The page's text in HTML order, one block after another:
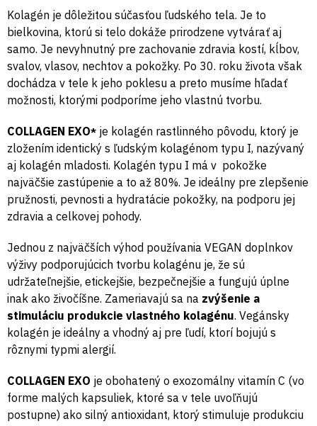
Kolagén je dôležitou súčasťou ľudského tela. Je to
bielkovina, ktorú si telo dokáže prirodzene vytvárať aj
samo. Je nevyhnutný pre zachovanie zdravia kostí, kĺbov,
svalov, vlasov, nechtov a pokožky. Po 30. roku života však
dochádza v tele k jeho poklesu a preto musíme hľadať
možnosti, ktorými podporíme jeho vlastnú tvorbu.
COLLAGEN EXO* je kolagén rastlinného pôvodu, ktorý je
zložením identický s ľudským kolagénom typu I, nazývaný
aj kolagén mladosti. Kolagén typu I má v pokožke
najväčšie zastúpenie a to až 80%. Je ideálny pre zlepšenie
pružnosti, pevnosti a hydratácie pokožky, na podporu jej
zdravia a celkovej pohody.
Jednou z najväčších výhod používania VEGAN doplnkov
výživy podporujúcich tvorbu kolagénu je, že sú
udržateľnejšie, etickejšie, bezpečnejšie a fungujú úplne
inak ako živočíšne. Zameriavajú sa na zvýšenie a
stimuláciu produkcie vlastného kolagénu. Vegánsky
kolagén je ideálny a vhodný aj pre ľudí, ktorí bojujú s
rôznymi typmi alergií.
COLLAGEN EXO je obohatený o exozomálny vitamín C (vo
forme malých kapsuliek, ktoré sa v tele uvoľňujú
postupne) ako silný antioxidant, ktorý stimuluje produkciu